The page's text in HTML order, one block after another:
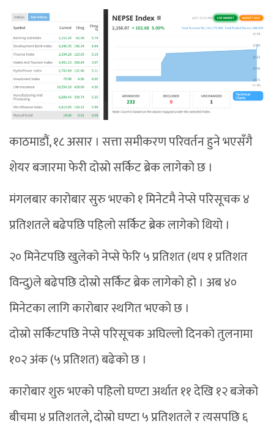
काठमाडौं, १८ असार । सत्ता समीकरण परिवर्तन हुने भएसँगै
शेयर बजारमा फेरी दोस्रो सर्किट ब्रेक लागेको छ ।
मंगलबार कारोबार सुरु भएको १ मिनेटमै नेप्से परिसूचक ४
प्रतिशतले बढेपछि पहिलो सर्किट ब्रेक लागेको थियो ।
२० मिनेटपछि खुलेको नेप्से फेरि ५ प्रतिशत (थप १ प्रतिशत
विन्दु)ले बढेपछि दोस्रो सर्किट ब्रेक लागेको हो । अब ४०
मिनेटका लागि कारोबार स्थगित भएको छ ।
दोस्रो सर्किटपछि नेप्से परिसूचक अघिल्लो दिनको तुलनामा
१०२ अंक (५ प्रतिशत) बढेको छ ।
कारोबार शुरु भएको पहिलो घण्टा अर्थात ११ देखि १२ बजेको
बीचमा ४ प्रतिशतले, दोस्रो घण्टा ५ प्रतिशतले र त्यसपछि ६